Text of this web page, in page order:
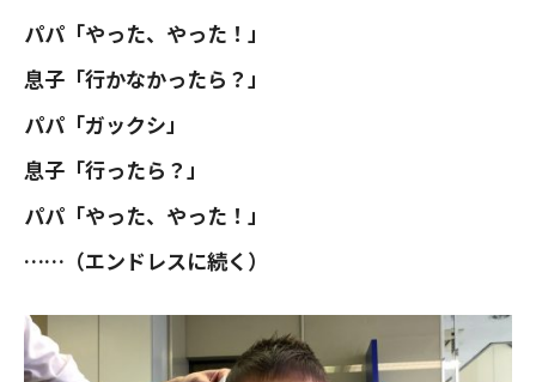
パパ「やった、やった！」
息子「行かなかったら？」
パパ「ガックシ」
息子「行ったら？」
パパ「やった、やった！」
……（エンドレスに続く）